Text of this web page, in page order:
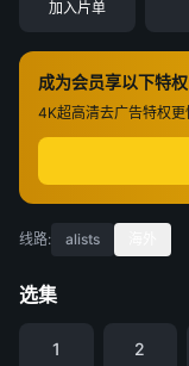
加入片单
成为会员享以下特权
4K超高清去广告特权更
线路: alists
选集
1 2